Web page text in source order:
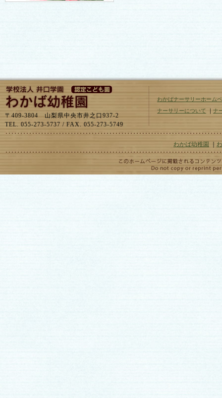
〒409-3804 山梨県中央市井之口937-2
TEL. 055-273-5737 / FAX. 055-273-5749
わかばナーサリーホーム
ナーサリーについて ｜ ナ
わかば幼稚園